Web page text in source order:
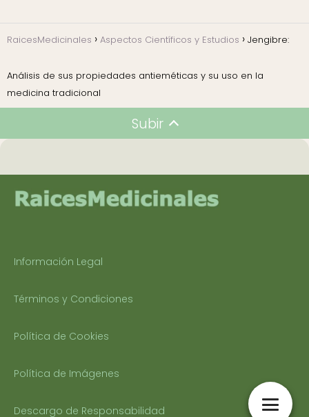
RaicesMedicinales Aspectos Científicos y Estudios Jengibre:
Análisis de sus propiedades antieméticas y su uso en la
medicina tradicional
Subir
Información Legal
Términos y Condiciones
Política de Cookies
Política de Imágenes
Descargo de Responsabilidad